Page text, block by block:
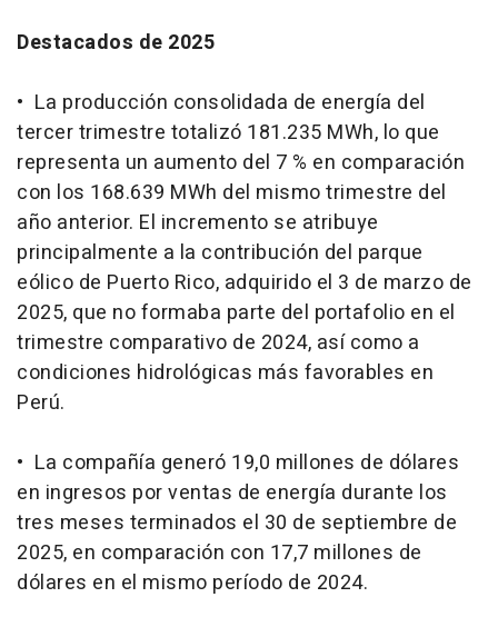
Destacados de 2025
• La producción consolidada de energía del
tercer trimestre totalizó 181.235 MWh, lo que
representa un aumento del 7 % en comparación
con los 168.639 MWh del mismo trimestre del
año anterior. El incremento se atribuye
principalmente a la contribución del parque
eólico de Puerto Rico, adquirido el 3 de marzo de
2025, que no formaba parte del portafolio en el
trimestre comparativo de 2024, así como a
condiciones hidrológicas más favorables en
Perú.
• La compañía generó 19,0 millones de dólares
en ingresos por ventas de energía durante los
tres meses terminados el 30 de septiembre de
2025, en comparación con 17,7 millones de
dólares en el mismo período de 2024.